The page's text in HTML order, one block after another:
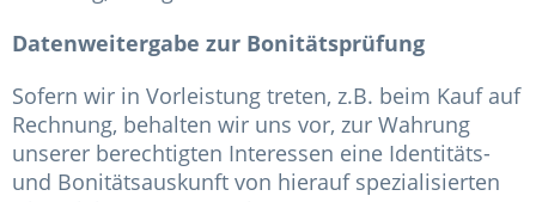
Datenweitergabe zur Bonitätsprüfung
Sofern wir in Vorleistung treten, z.B. beim Kauf auf
Rechnung, behalten wir uns vor, zur Wahrung
unserer berechtigten Interessen eine Identitäts-
und Bonitätsauskunft von hierauf spezialisierten